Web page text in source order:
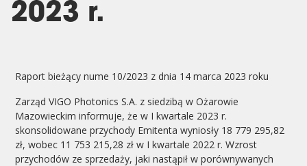
2023 r.
Raport bieżący nume 10/2023 z dnia 14 marca 2023 roku
Zarząd VIGO Photonics S.A. z siedzibą w Ożarowie
Mazowieckim informuje, że w I kwartale 2023 r.
skonsolidowane przychody Emitenta wyniosły 18 779 295,82
zł, wobec 11 753 215,28 zł w I kwartale 2022 r. Wzrost
przychodów ze sprzedaży, jaki nastąpił w porównywanych